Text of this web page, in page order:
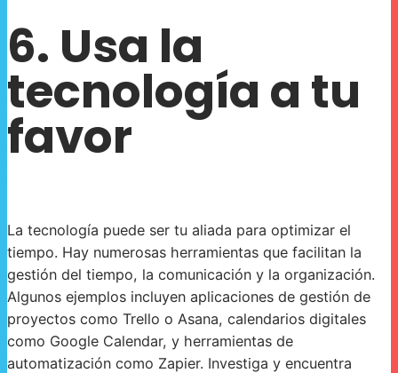
6. Usa la
tecnología a tu
favor
La tecnología puede ser tu aliada para optimizar el
tiempo. Hay numerosas herramientas que facilitan la
gestión del tiempo, la comunicación y la organización.
Algunos ejemplos incluyen aplicaciones de gestión de
proyectos como Trello o Asana, calendarios digitales
como Google Calendar, y herramientas de
automatización como Zapier. Investiga y encuentra